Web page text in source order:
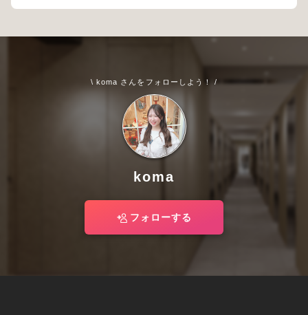
\ koma さんをフォローしよう！ /
koma
フォローする